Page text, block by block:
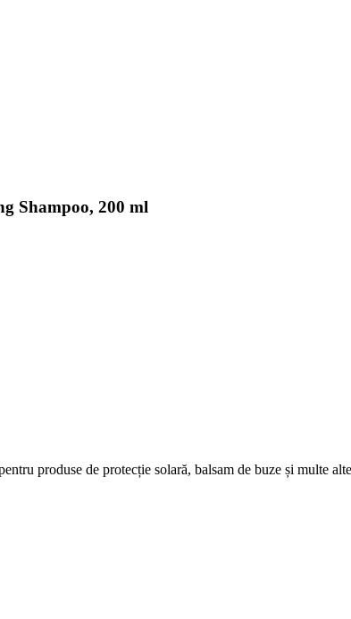
Shampoo, 200 ml
produse de protecție solară, balsam de buze și multe